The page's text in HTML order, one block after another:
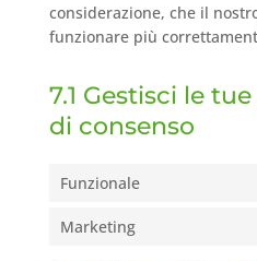
considerazione, che il
funzionare più
7.1 Gestisci le
di consenso
Funzionale
Marketing